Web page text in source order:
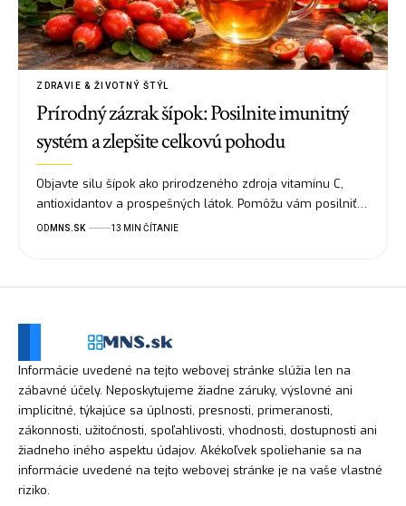
ZDRAVIE & ŽIVOTNÝ ŠTÝL
Prírodný zázrak šípok: Posilnite imunitný
systém a zlepšite celkovú pohodu
Objavte silu šípok ako prirodzeného zdroja vitamínu C,
antioxidantov a prospešných látok. Pomôžu vám posilniť…
OD MNS.SK 13 MIN ČÍTANIE
Informácie uvedené na tejto webovej stránke slúžia len na
zábavné účely. Neposkytujeme žiadne záruky, výslovné ani
implicitné, týkajúce sa úplnosti, presnosti, primeranosti,
zákonnosti, užitočnosti, spoľahlivosti, vhodnosti, dostupnosti ani
žiadneho iného aspektu údajov. Akékoľvek spoliehanie sa na
informácie uvedené na tejto webovej stránke je na vaše vlastné
riziko.